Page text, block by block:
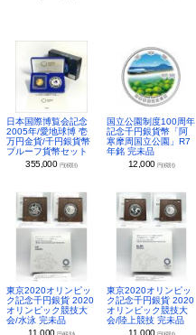
日本国際博覧会記念
2005年/愛地球博 壱
万円金貨/千円銀貨幣
プルーフ貨幣セット
355,000 円(税別)
国立公園制度100周年
記念千円銀貨幣「阿
寒摩周国立公園」R7
年銘 完未品
12,000 円(税別)
東京2020オリンピッ
ク記念千円銀貨 2020
オリンピック競技大
会/水泳 完未品
11,000円(税別)
東京2020オリンピッ
ク記念千円銀貨 2020
オリンピック競技大
会/陸上競技 完未品
11,000 円(税別)